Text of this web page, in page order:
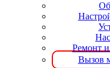
Ремонт и
Вызов